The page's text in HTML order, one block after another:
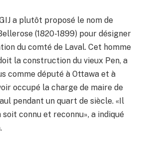
a plutôt proposé le nom de
(1820-1899) pour désigner
du comté de Laval. Cet homme
la construction du vieux Pen, a
comme député à Ottawa et à
occupé la charge de maire de
pendant un quart de siècle. «Il
connu et reconnu», a indiqué